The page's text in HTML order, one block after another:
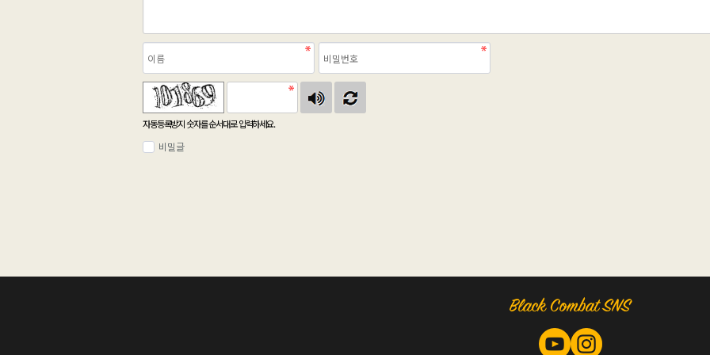
자동등록방지 숫자를 순서대로 입력하세요.
비밀글